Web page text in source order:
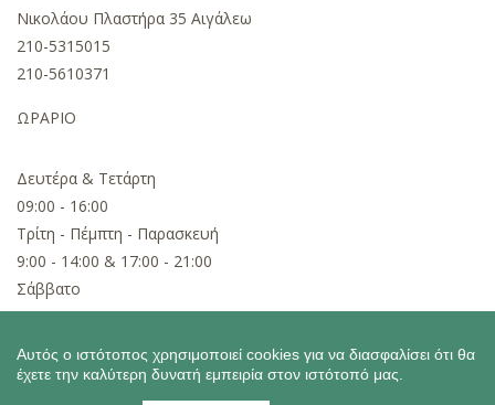
Αυτός ο ιστότοπος χρησιμοποιεί cookies για να διασφαλίσει ότι θα
έχετε την καλύτερη δυνατή εμπειρία στον ιστότοπό μας.
Νικολάου Πλαστήρα 35 Αιγάλεω
210-5315015
210-5610371
ΩΡΑΡΙΟ
Δευτέρα & Τετάρτη
09:00 - 16:00
Τρίτη - Πέμπτη - Παρασκευή
9:00 - 14:00 & 17:00 - 21:00
Σάββατο
09:00 - 15:00
Copyright ©2026 Lampada.grPowered by MonoWare Web